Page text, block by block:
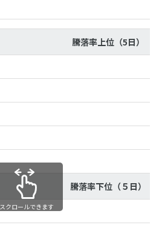
騰落率上位（5日）
騰落率下位（５日）
スクロールできます